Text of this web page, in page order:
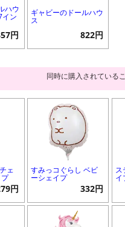
ハウ
イン
円
ギャビーのドールハウ
ス
822円
同時に購入されている
ェ
円
すみっコぐらし ベビ
ーシェイプ
332円
ス
イ